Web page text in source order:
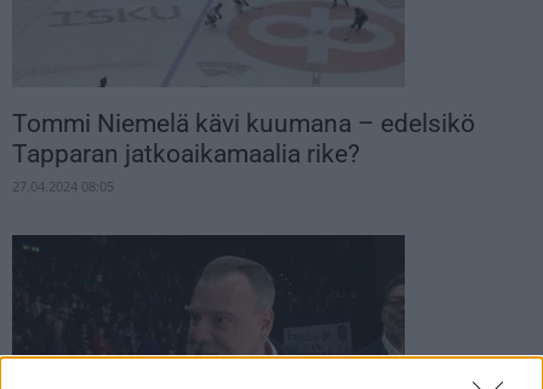
Tommi Niemelä kävi kuumana – edelsikö
Tapparan jatkoaikamaalia rike?
27.04.2024 08:05